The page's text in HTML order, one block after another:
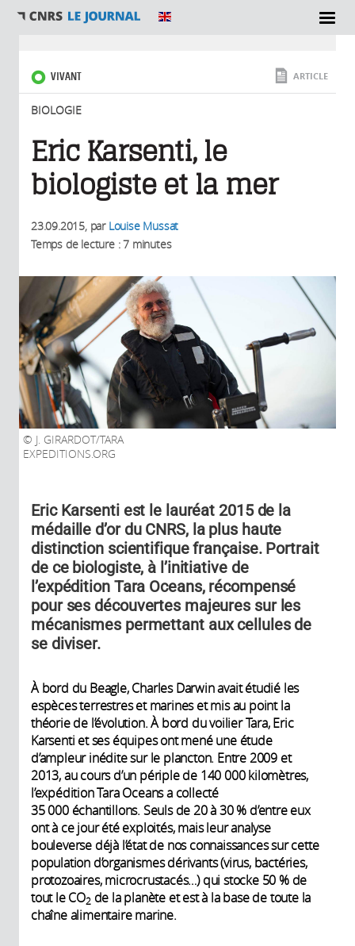
SECTIONS
VIVANT
BIOLOGIE
ARTICLE
Eric Karsenti, le
biologiste et la mer
23.09.2015, par Louise Mussat
Temps de lecture : 7 minutes
J. GIRARDOT/TARA
EXPEDITIONS.ORG
Eric Karsenti est le lauréat 2015 de la
médaille d’or du CNRS, la plus haute
distinction scientifique française. Portrait
de ce biologiste, à l’initiative de
l’expédition Tara Oceans, récompensé
pour ses découvertes majeures sur les
mécanismes permettant aux cellules de
se diviser.
À bord du Beagle, Charles Darwin avait étudié les
espèces terrestres et marines et mis au point la
théorie de l’évolution. À bord du voilier Tara, Eric
Karsenti et ses équipes ont mené une étude
d’ampleur inédite sur le plancton. Entre 2009 et
2013, au cours d’un périple de 140 000 kilomètres,
l’expédition Tara Oceans a collecté
35 000 échantillons. Seuls de 20 à 30 % d’entre eux
ont à ce jour été exploités, mais leur analyse
bouleverse déjà l’état de nos connaissances sur cette
population d’organismes dérivants (virus, bactéries,
protozoaires, microcrustacés…) qui stocke 50 % de
tout le CO2de la planète et est à la base de toute la
chaîne alimentaire marine.